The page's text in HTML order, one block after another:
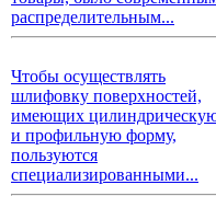
распределительным...
Чтобы осуществлять
шлифовку поверхностей,
имеющих
и профильную форму,
пользуются
специализированными...